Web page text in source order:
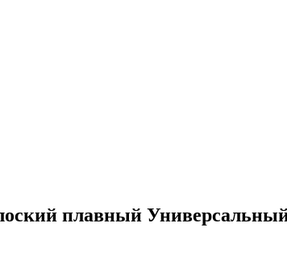
плавный Универсальный